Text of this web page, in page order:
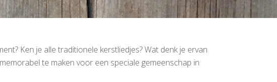
Ken je alle traditionele kerstliedjes? Wat denk je ervan
te maken voor een speciale gemeenschap in